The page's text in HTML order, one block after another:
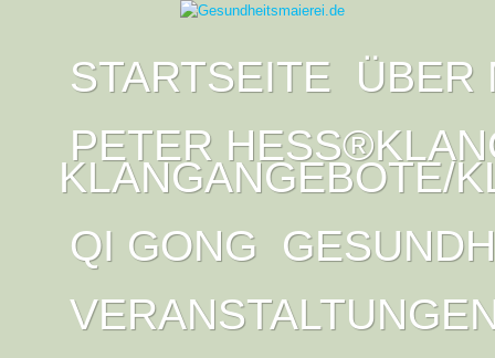
STARTSEITE
ÜBER
PETER
KLANGANGEBOTE/
QI GONG